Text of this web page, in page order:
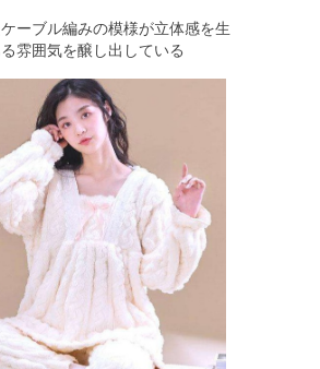
ーブル編みの模様が立体感を生
雰囲気を醸し出している